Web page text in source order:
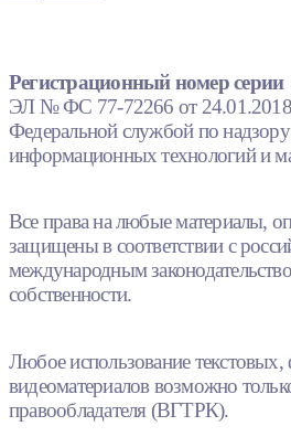
Регистрационный номер серии
ЭЛ № ФС 77-72266 от 24.01.2018.
Федеральной службой по надзору
информационных технологий и
Все права на любые материалы,
защищены в соответствии с
международным
собственности.
Любое использование текстовых,
видеоматериалов возможно
правообладателя (ВГТРК).